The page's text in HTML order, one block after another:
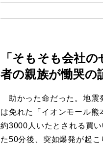
「そもそも会社
者の親族が慟哭
助かった命だった。地震
は免れた「イオンモール熊
約3000人いたとされる買
た50分後、突如爆発が起